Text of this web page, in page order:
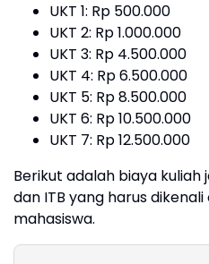
UKT 1: Rp 500.000
UKT 2: Rp 1.000.000
UKT 3: Rp 4.500.000
UKT 4: Rp 6.500.000
UKT 5: Rp 8.500.000
UKT 6: Rp 10.500.000
UKT 7: Rp 12.500.000
Berikut adalah biaya kuliah
dan ITB yang harus
mahasiswa.